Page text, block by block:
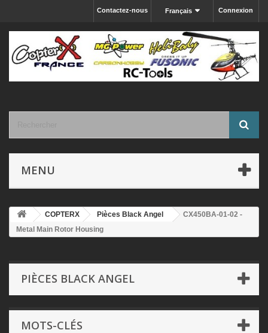
Connexion
Français
Contactez-nous
MENU
COPTERX Pièces Black Angel
CX450BA-01-02 -
Metal Main Rotor Housing
PIÈCES BLACK ANGEL
MOTS-CLÉS